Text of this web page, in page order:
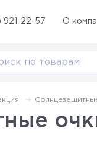
921-22-57 О